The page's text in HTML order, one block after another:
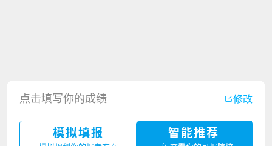
点击填写你的成绩 修改
模拟填报 智能推荐
湛江幼儿师范专科学校2023年夏季高考招生简章